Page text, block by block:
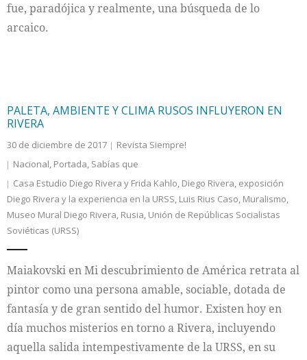
fue, paradójica y realmente, una búsqueda de lo
arcaico.
PALETA, AMBIENTE Y CLIMA RUSOS INFLUYERON EN
RIVERA
30 de diciembre de 2017
Revista Siempre!
Nacional, Portada, Sabías que
Casa Estudio Diego Rivera y Frida Kahlo, Diego Rivera, exposición
Diego Rivera y la experiencia en la URSS, Luis Rius Caso, Muralismo,
Museo Mural Diego Rivera, Rusia, Unión de Repúblicas Socialistas
Soviéticas (URSS)
Maiakovski en Mi descubrimiento de América retrata al
pintor como una persona amable, sociable, dotada de
fantasía y de gran sentido del humor. Existen hoy en
día muchos misterios en torno a Rivera, incluyendo
aquella salida intempestivamente de la URSS, en su